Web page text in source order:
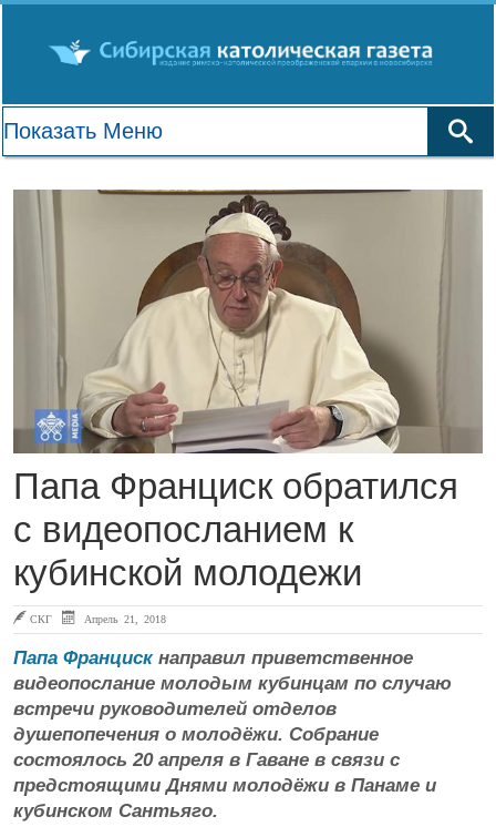
Папа Франциск обратился
с видеопосланием к
кубинской молодежи
СКГ Апрель 21, 2018
Папа Франциск направил приветственное
видеопослание молодым кубинцам по случаю
встречи руководителей отделов
душепопечения о молодёжи. Собрание
состоялось 20 апреля в Гаване в связи с
предстоящими Днями молодёжи в Панаме и
кубинском Сантьяго.